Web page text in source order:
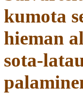
kumota
hieman
sota-